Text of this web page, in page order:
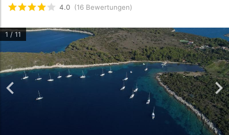
bewertet4 /5 beyogen auf16
4.0 (16 Bewertungen)
1 / 11